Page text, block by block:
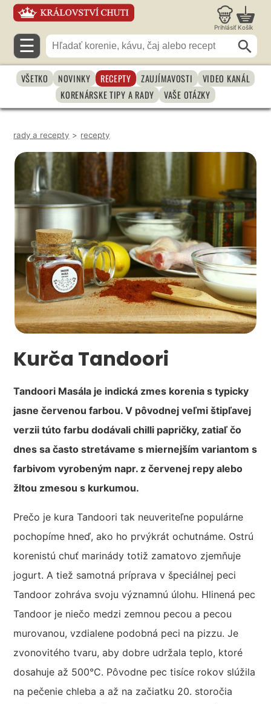
Prihlásiť Košík
☰
VŠETKO NOVINKY RECEPTY ZAUJÍMAVOSTI
VIDEO KANÁL
KORENÁRSKE TIPY A RADY
VAŠE OTÁZKY
rady a recepty > recepty
Kurča Tandoori
Tandoori Masála je indická zmes korenia s typicky
jasne červenou farbou. V pôvodnej veľmi štipľavej
verzii túto farbu dodávali chilli papričky, zatiaľ čo
dnes sa často stretávame s miernejším variantom s
farbivom vyrobeným napr. z červenej repy alebo
žltou zmesou s kurkumou.
Prečo je kura Tandoori tak neuveriteľne populárne
pochopíme hneď, ako ho prvýkrát ochutnáme. Ostrú
korenistú chuť marinády totiž zamatovo zjemňuje
jogurt. A tiež samotná príprava v špeciálnej peci
Tandoor zohráva svoju významnú úlohu. Hlinená pec
Tandoor je niečo medzi zemnou pecou a pecou
murovanou, vzdialene podobná peci na pizzu. Je
zvonovitého tvaru, aby dobre udržala teplo, ktoré
dosahuje až 500°C. Pôvodne pec tisíce rokov slúžila
na pečenie chleba a až na začiatku 20. storočia